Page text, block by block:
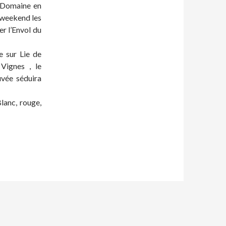
en
les
l’Envol du
sur Lie de
, le
séduira
rouge,